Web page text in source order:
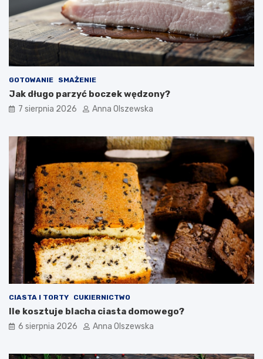
d
o
n
w
c
z
e
j
u
c
n
?
GOTOWANIE SMAŻENIE
Jak długo parzyć boczek wędzony?
7 sierpnia 2026 Anna Olszewska
CIASTA I TORTY CUKIERNICTWO
Ile kosztuje blacha ciasta domowego?
6 sierpnia 2026 Anna Olszewska